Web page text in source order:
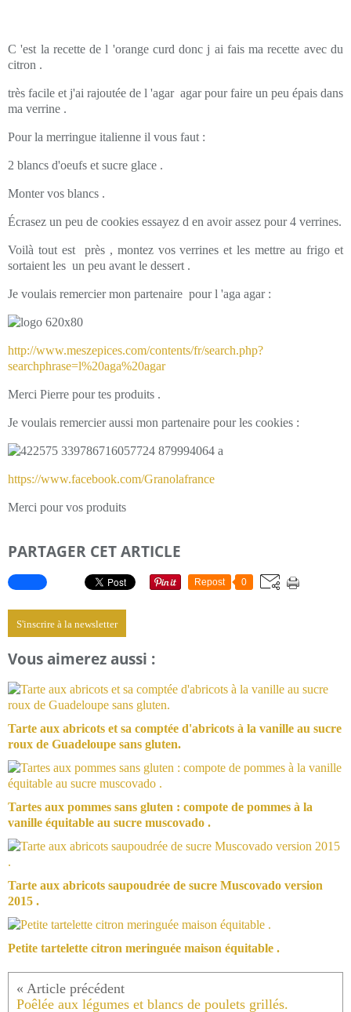
C 'est la recette de l 'orange curd donc j ai fais ma recette avec du
citron .
très facile et j'ai rajoutée de l 'agar agar pour faire un peu épais dans
ma verrine .
Pour la merringue italienne il vous faut :
2 blancs d'oeufs et sucre glace .
Monter vos blancs .
Écrasez un peu de cookies essayez d en avoir assez pour 4 verrines.
Voilà tout est près , montez vos verrines et les mettre au frigo et
sortaient les un peu avant le dessert .
Je voulais remercier mon partenaire pour l 'aga agar :
http://www.meszepices.com/contents/fr/search.php?
searchphrase=l%20aga%20agar
Merci Pierre pour tes produits .
Je voulais remercier aussi mon partenaire pour les cookies :
https://www.facebook.com/Granolafrance
Merci pour vos produits
PARTAGER CET ARTICLE
Repost 0
S'inscrire à la newsletter
Vous aimerez aussi :
Tarte aux abricots et sa comptée d'abricots à la vanille au sucre
roux de Guadeloupe sans gluten.
Tartes aux pommes sans gluten : compote de pommes à la
vanille équitable au sucre muscovado .
Tarte aux abricots saupoudrée de sucre Muscovado version
2015 .
Petite tartelette citron meringuée maison équitable .
Poêlée aux légumes et blancs de poulets grillés.